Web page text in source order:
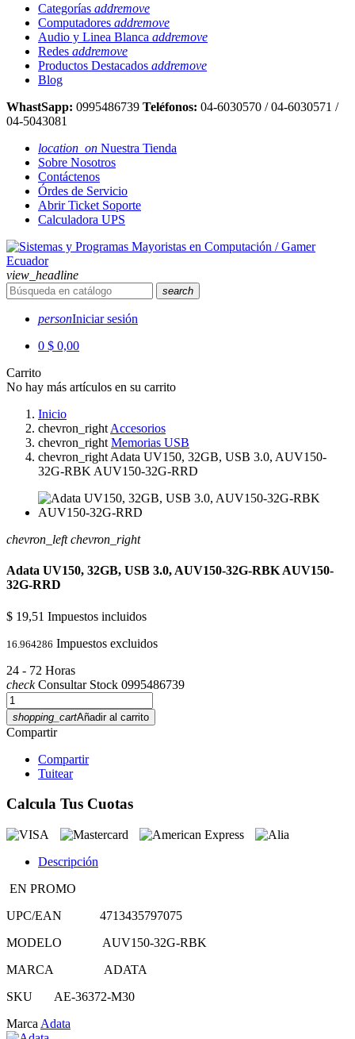
Categorías addremove
Computadores addremove
Audio y Linea Blanca addremove
Redes addremove
Productos Destacados addremove
Blog
WhastSapp: 0995486739 Teléfonos: 04-6030570 / 04-6030571 /
04-5043081
location_on Nuestra Tienda
Sobre Nosotros
Contáctenos
Órdes de Servicio
Abrir Ticket Soporte
Calculadora UPS
view_headline
search
personIniciar sesión
0 $ 0,00
Carrito
No hay más artículos en su carrito
Inicio
chevron_right Accesorios
chevron_right Memorias USB
chevron_right Adata UV150, 32GB, USB 3.0, AUV150-
32G-RBK AUV150-32G-RRD
chevron_left chevron_right
Adata UV150, 32GB, USB 3.0, AUV150-32G-RBK AUV150-
32G-RRD
$ 19,51 Impuestos incluidos
16.964286 Impuestos excluidos
24 - 72 Horas
checkConsultar Stock 0995486739
shopping_cartAñadir al carrito
Compartir
Compartir
Tuitear
Calcula Tus Cuotas
Descripción
EN PROMO
UPC/EAN
4713435797075
MODELO
AUV150-32G-RBK
MARCA
ADATA
SKU
AE-36372-M30
Marca Adata